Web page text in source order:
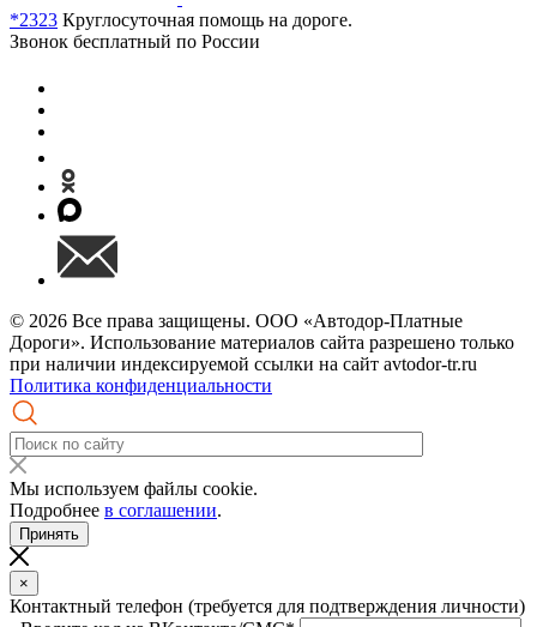
*2323 Круглосуточная помощь на дороге.
Звонок бесплатный по России
© 2026 Все права защищены. ООО «Автодор-Платные
Дороги». Использование материалов сайта разрешено только
при наличии индексируемой ссылки на сайт avtodor-tr.ru
Политика конфиденциальности
Мы используем файлы cookie.
Подробнее в соглашении.
Принять
×
Контактный телефон (требуется для подтверждения личности)